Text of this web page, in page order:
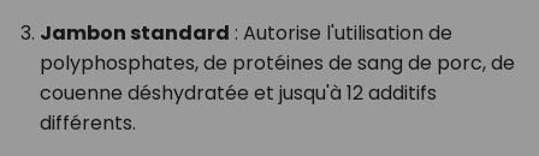
Jambon standard : Autorise l'utilisation de
polyphosphates, de protéines de sang de porc, de
couenne déshydratée et jusqu'à 12 additifs
différents.